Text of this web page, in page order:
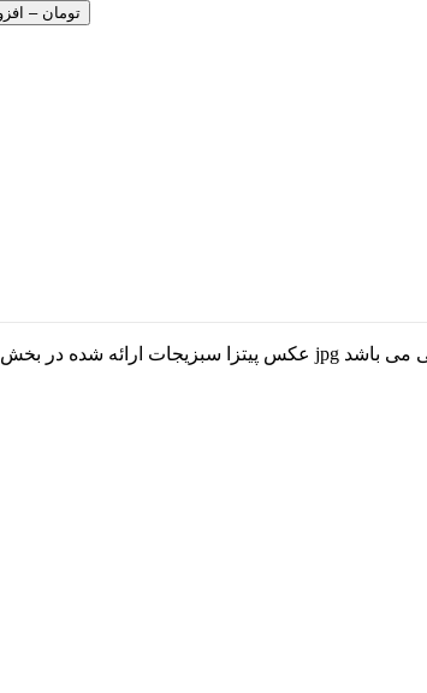
عکس پیتزا سبزیجات ارائه شده در بخش